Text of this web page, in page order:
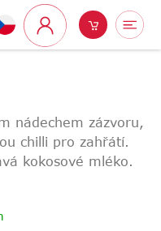
Přihlášení
Nákupní
košík
nádechem zázvoru,
chilli pro zahřátí.
kokosové mléko.